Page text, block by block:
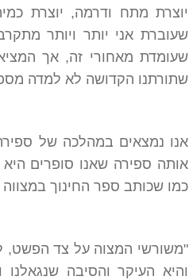
יוצרת מתח ודרמה, יוצרת
שעוברת אני יותר ויותר
שעומדת מאחורי זה, אך
שתורתנו הקדושה לא למדה
אנו נמצאים במהלכה של
אותה ספירה שאנו סופרים היא
כמו שכותב ספר החינוך במצווה
"משורשי המצוה על צד הפשט,
והיא העיקר והסיבה שנגאלנו